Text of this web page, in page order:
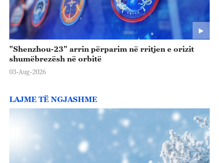
"Shenzhou-23" arrin përparim në rritjen e orizit
shumëbrezësh në orbitë
03-Aug-2026
LAJME TË NGJASHME